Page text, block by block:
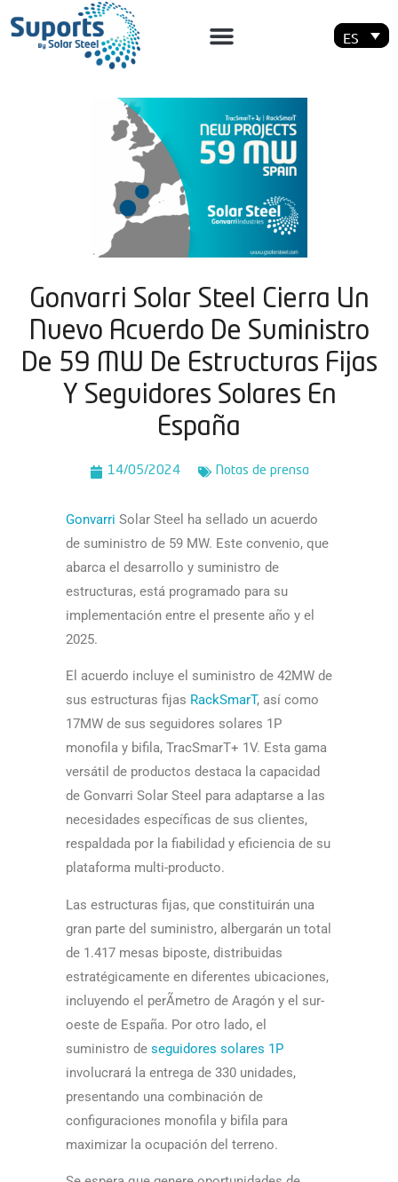
ES
Gonvarri Solar Steel Cierra Un
Nuevo Acuerdo De Suministro
De 59 MW De Estructuras Fijas
Y Seguidores Solares En
España
14/05/2024 Notas de prensa
Gonvarri Solar Steel ha sellado un acuerdo
de suministro de 59 MW. Este convenio, que
abarca el desarrollo y suministro de
estructuras, está programado para su
implementación entre el presente año y el
2025.
El acuerdo incluye el suministro de 42MW de
sus estructuras fijas RackSmarT, así­ como
17MW de sus seguidores solares 1P
monofila y bifila, TracSmarT+ 1V. Esta gama
versátil de productos destaca la capacidad
de Gonvarri Solar Steel para adaptarse a las
necesidades especí­ficas de sus clientes,
respaldada por la fiabilidad y eficiencia de su
plataforma multi-producto.
Las estructuras fijas, que constituirán una
gran parte del suministro, albergarán un total
de 1.417 mesas biposte, distribuidas
estratégicamente en diferentes ubicaciones,
incluyendo el perÃ­metro de Aragón y el sur-
oeste de España. Por otro lado, el
suministro de seguidores solares 1P
involucrará la entrega de 330 unidades,
presentando una combinación de
configuraciones monofila y bifila para
maximizar la ocupación del terreno.